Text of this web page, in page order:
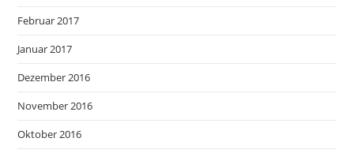
Februar 2017
Januar 2017
Dezember 2016
November 2016
Oktober 2016